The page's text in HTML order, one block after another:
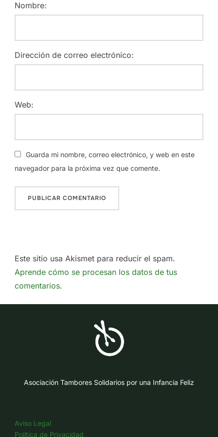
Nombre:
Dirección de correo electrónico:
Web:
Guarda mi nombre, correo electrónico, y web en este
navegador para la próxima vez que comente.
Este sitio usa Akismet para reducir el spam.
Aprende cómo se procesan los datos de tus
comentarios.
Asociación Tambores Solidarios por una Infancia Feliz
Aviso Legal
Política de Privacidad